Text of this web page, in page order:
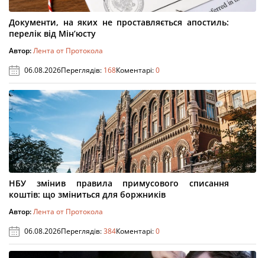
Документи, на яких не проставляється апостиль:
перелік від Мін’юсту
Автор:Лента от Протокола
06.08.2026Переглядів: 168Коментарі:0
НБУ змінив правила примусового списання
коштів: що зміниться для боржників
Автор:Лента от Протокола
06.08.2026Переглядів:384Коментарі:0